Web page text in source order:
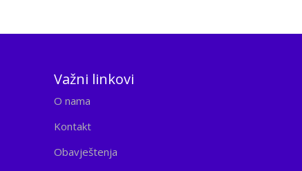
Važni linkovi
O nama
Kontakt
Obavještenja